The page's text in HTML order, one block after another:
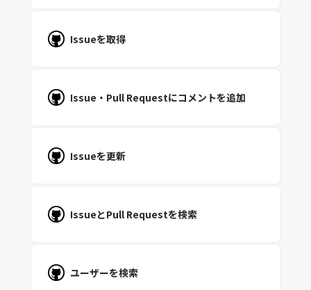
Issueを取得
Issue・Pull Requestにコメントを追加
Issueを更新
IssueとPull Requestを検索
ユーザーを検索